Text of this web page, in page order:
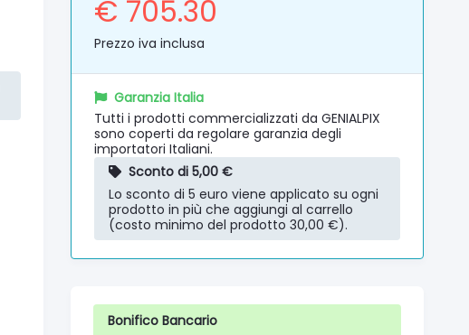
€ 705.30
Prezzo iva inclusa
Garanzia Italia
Tutti i prodotti commercializzati da GENIALPIX
sono coperti da regolare garanzia degli
importatori Italiani.
Sconto di 5,00 €
Lo sconto di 5 euro viene applicato su ogni
prodotto in più che aggiungi al carrello
(costo minimo del prodotto 30,00 €).
Bonifico Bancario